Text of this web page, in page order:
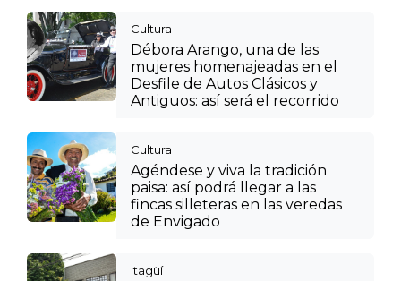
Cultura
Débora Arango, una de las
mujeres homenajeadas en el
Desfile de Autos Clásicos y
Antiguos: así será el recorrido
Cultura
Agéndese y viva la tradición
paisa: así podrá llegar a las
fincas silleteras en las veredas
de Envigado
Itagüí